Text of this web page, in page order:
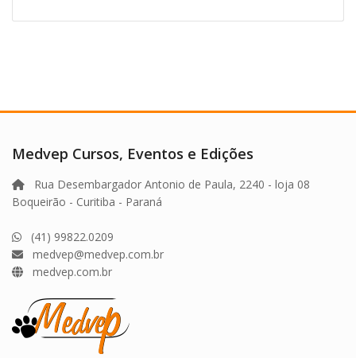
Medvep Cursos, Eventos e Edições
Rua Desembargador Antonio de Paula, 2240 - loja 08
Boqueirão - Curitiba - Paraná
(41) 99822.0209
medvep@medvep.com.br
medvep.com.br